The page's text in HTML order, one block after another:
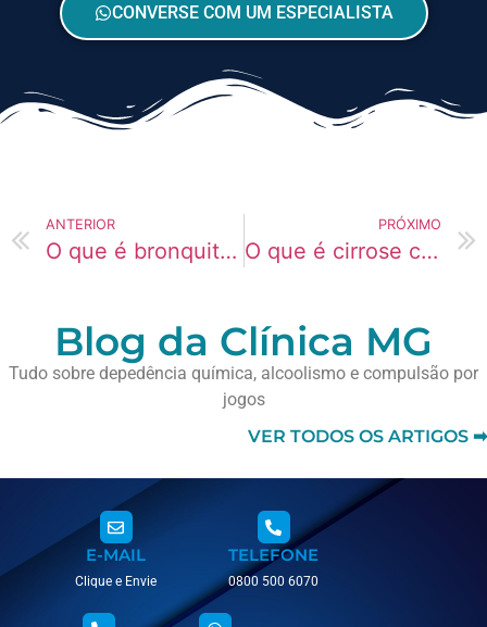
CONVERSE COM UM ESPECIALISTA
ANTERIOR
O que é bronquite química por inalantes?
PRÓXIMO
O que é cirrose causada pelo álcool?
Blog da Clínica MG
Tudo sobre depedência química, alcoolismo e compulsão por
jogos
VER TODOS OS ARTIGOS ➡
E-MAIL
Clique e Envie
TELEFONE
0800 500 6070